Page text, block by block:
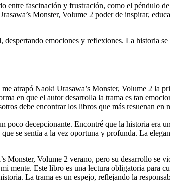
entre fascinación y frustración, como el péndulo
Monster, Volume 2 poder de inspirar,
emociones y reflexiones. La historia
atrapó Naoki Urasawa’s Monster, Volume 2 la
en que el autor desarrolla la trama es tan
debe encontrar los libros que más resuenan en
decepcionante. Encontré que la historia era
se sentía a la vez oportuna y profunda. La
Monster, Volume 2 verano, pero su desarrollo
mente. Este libro es una lectura obligatoria para
La trama es un espejo, reflejando la